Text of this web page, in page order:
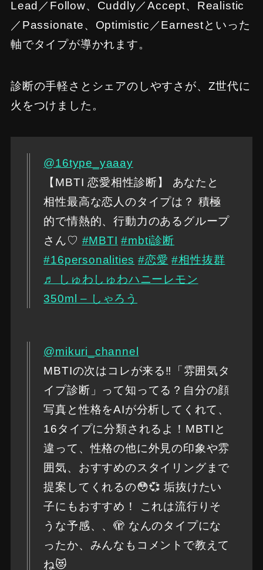
Lead／Follow、Cuddly／Accept、Realistic
／Passionate、Optimistic／Earnestといった
軸でタイプが導かれます。
診断の手軽さとシェアのしやすさが、Z世代に
火をつけました。
@16type_yaaay
【MBTI 恋愛相性診断】 あなたと
相性最高な恋人のタイプは？ 積極
的で情熱的、行動力のあるグループ
さん♡ #MBTI #mbti診断
#16personalities #恋愛 #相性抜群
♬ しゅわしゅわハニーレモン
350ml – しゃろう
@mikuri_channel
MBTIの次はコレが来る‼️「雰囲気タ
イプ診断」って知ってる？自分の顔
写真と性格をAIが分析してくれて、
16タイプに分類されるよ！MBTIと
違って、性格の他に外見の印象や雰
囲気、おすすめのスタイリングまで
提案してくれるの😳💞 垢抜けたい
子にもおすすめ！ これは流行りそ
うな予感、、🫣 なんのタイプにな
ったか、みんなもコメントで教えて
ね😻